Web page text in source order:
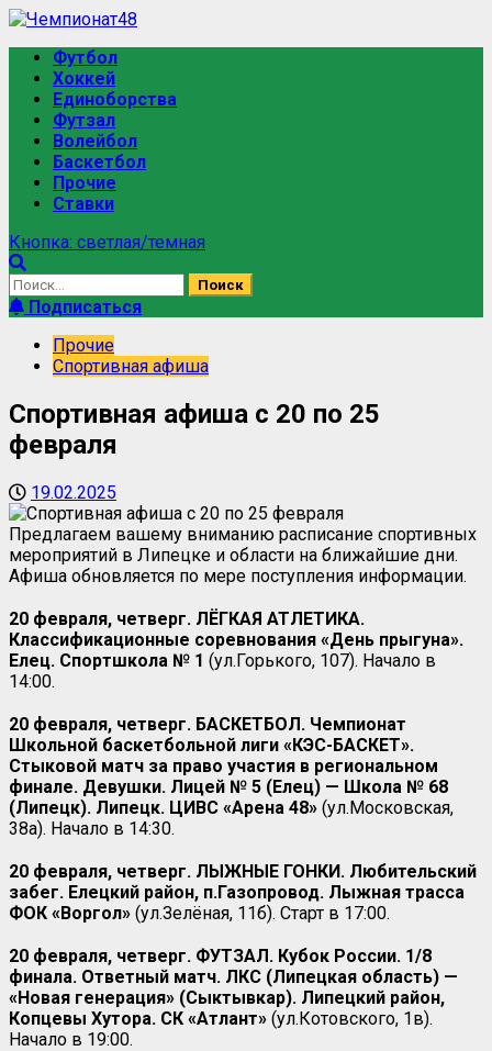
Футбол
Хоккей
Единоборства
Футзал
Волейбол
Баскетбол
Прочие
Ставки
Кнопка: светлая/темная
Подписаться
Прочие
Спортивная афиша
Спортивная афиша с 20 по 25
февраля
19.02.2025
Предлагаем вашему вниманию расписание спортивных
мероприятий в Липецке и области на ближайшие дни.
Афиша обновляется по мере поступления информации.
20 февраля, четверг. ЛЁГКАЯ АТЛЕТИКА.
Классификационные соревнования «День прыгуна».
Елец. Спортшкола № 1 (ул.Горького, 107). Начало в
14:00.
20 февраля, четверг. БАСКЕТБОЛ. Чемпионат
Школьной баскетбольной лиги «КЭС-БАСКЕТ».
Стыковой матч за право участия в региональном
финале. Девушки. Лицей № 5 (Елец) — Школа № 68
(Липецк). Липецк. ЦИВС «Арена 48» (ул.Московская,
38а). Начало в 14:30.
20 февраля, четверг. ЛЫЖНЫЕ ГОНКИ. Любительский
забег. Елецкий район, п.Газопровод. Лыжная трасса
ФОК «Воргол» (ул.Зелёная, 11б). Старт в 17:00.
20 февраля, четверг. ФУТЗАЛ. Кубок России. 1/8
финала. Ответный матч. ЛКС (Липецкая область) —
«Новая генерация» (Сыктывкар). Липецкий район,
Копцевы Хутора. СК «Атлант» (ул.Котовского, 1в).
Начало в 19:00.